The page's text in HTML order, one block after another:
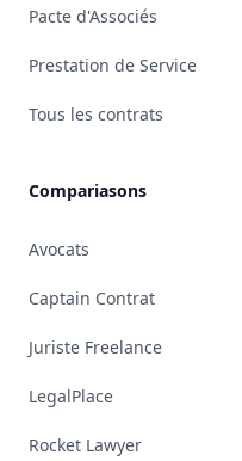
Pacte d'Associés
Prestation de Service
Tous les contrats
Compariasons
Avocats
Captain Contrat
Juriste Freelance
LegalPlace
Rocket Lawyer